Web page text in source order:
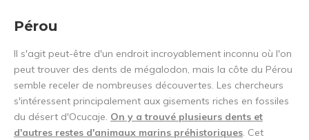
Pérou
Il s'agit peut-être d'un endroit incroyablement inconnu où l'on
peut trouver des dents de mégalodon, mais la côte du Pérou
semble receler de nombreuses découvertes. Les chercheurs
s'intéressent principalement aux gisements riches en fossiles
du désert d'Ocucaje. On y a trouvé plusieurs dents et
d'autres restes d'animaux marins préhistoriques. Cet